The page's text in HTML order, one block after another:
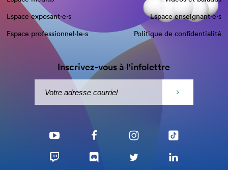
Espace exposant·e⋅s
Espace enseignant·e⋅s
Espace professionnel·le⋅s
Politique de confidentialité
Inscrivez-vous à l'infolettre